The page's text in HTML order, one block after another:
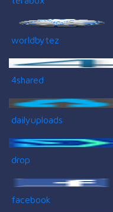
worldbytez
4shared
dailyuploads
drop
facebook